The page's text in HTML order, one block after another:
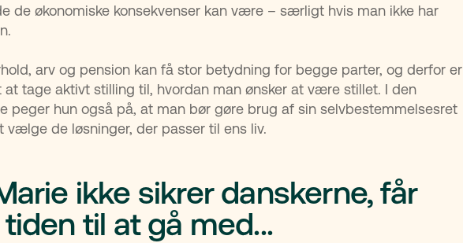
de økonomiske konsekvenser kan være – særligt hvis man ikke har
arv og pension kan få stor betydning for begge parter, og derfor er
tage aktivt stilling til, hvordan man ønsker at være stillet. I den
peger hun også på, at man bør gøre brug af sin selvbestemmelsesret
vælge de løsninger, der passer til ens liv.
ikke sikrer danskerne, får
til at gå med...